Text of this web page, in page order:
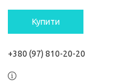
Купити
+380 (97) 810-20-20